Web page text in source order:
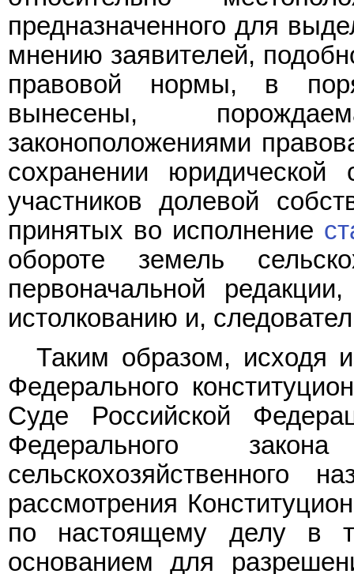
предназначенного для
мнению заявителей,
правовой нормы, в
вынесены,
законоположениями
сохранении
участников долевой
принятых во исполнение
обороте земель
первоначальной
истолкованию и,
Таким образом, исходя
Федерального
Суде Российской
Федерального
сельскохозяйственного
рассмотрения
по настоящему делу в
основанием для